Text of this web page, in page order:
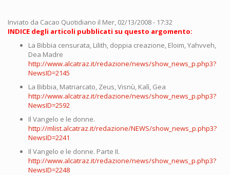
Inviato da Cacao Quotidiano il Mer, 02/13/2008 - 17:32
INDICE degli articoli pubblicati su questo argomento:
La Bibbia censurata, Lilith, doppia creazione, Eloim, Yahvveh,
Dea Madre
http://www.alcatraz.it/redazione/news/show_news_p.php3?
NewsID=2145
La Bibbia, Matriarcato, Zeus, Visnù, Kalì, Gea
http://www.alcatraz.it/redazione/news/show_news_p.php3?
NewsID=2592
Il Vangelo e le donne.
http://mlist.alcatraz.it/redazione/NEWS/show_news_p.php3?
NewsID=2241
Il Vangelo e le donne. Parte II.
http://www.alcatraz.it/redazione/news/show_news_p.php3?
NewsID=2248